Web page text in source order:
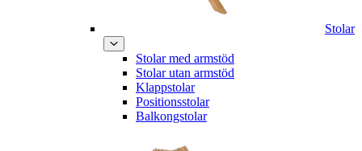
Stolar
Stolar med armstöd
Stolar utan armstöd
Klappstolar
Positionsstolar
Balkongstolar